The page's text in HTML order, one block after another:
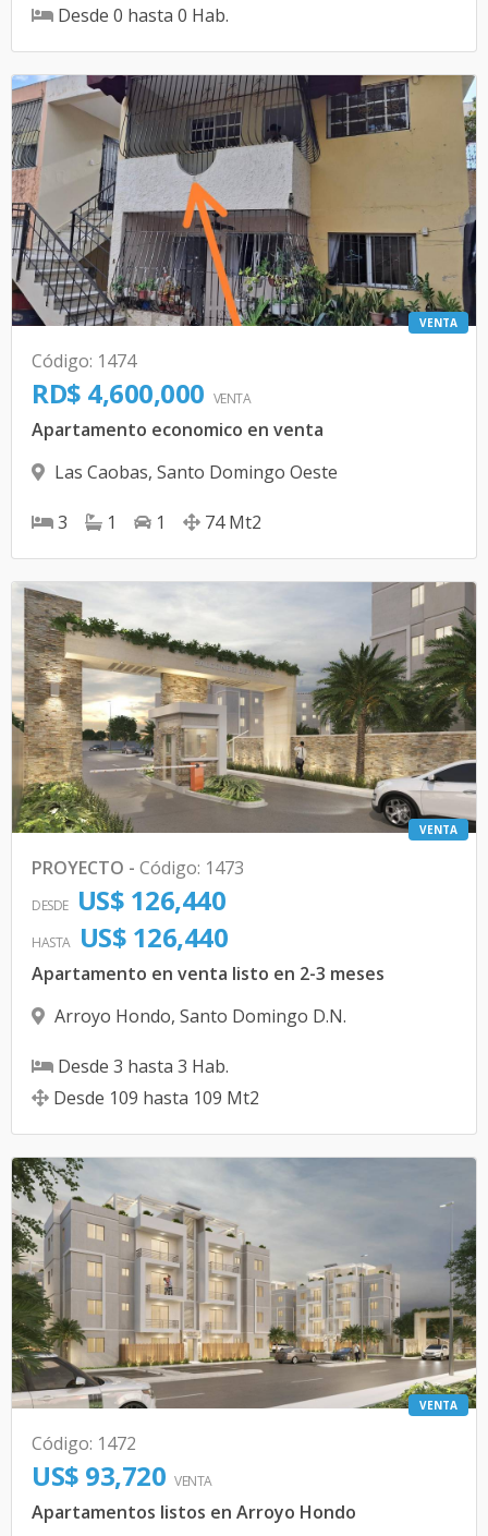
Desde 0 hasta 0 Hab.
VENTA
Código: 1474
RD$ 4,600,000 VENTA
Apartamento economico en venta
Las Caobas, Santo Domingo Oeste
3 1 1 74 Mt2
VENTA
PROYECTO - Código: 1473
DESDE US$ 126,440
HASTA US$ 126,440
Apartamento en venta listo en 2-3 meses
Arroyo Hondo, Santo Domingo D.N.
Desde 3 hasta 3 Hab.
Desde 109 hasta 109 Mt2
VENTA
Código: 1472
US$ 93,720 VENTA
Apartamentos listos en Arroyo Hondo